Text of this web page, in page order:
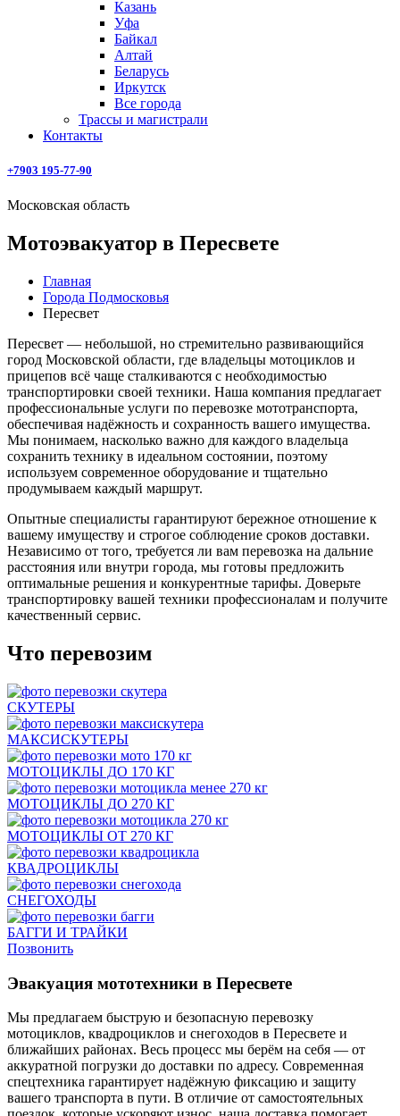
Казань
Уфа
Байкал
Алтай
Беларусь
Иркутск
Все города
Трассы и магистрали
Контакты
+7903 195-77-90
Московская область
Мотоэвакуатор в Пересвете
Главная
Города Подмосковья
Пересвет
Пересвет — небольшой, но стремительно развивающийся
город Московской области, где владельцы мотоциклов и
прицепов всё чаще сталкиваются с необходимостью
транспортировки своей техники. Наша компания предлагает
профессиональные услуги по перевозке мототранспорта,
обеспечивая надёжность и сохранность вашего имущества.
Мы понимаем, насколько важно для каждого владельца
сохранить технику в идеальном состоянии, поэтому
используем современное оборудование и тщательно
продумываем каждый маршрут.
Опытные специалисты гарантируют бережное отношение к
вашему имуществу и строгое соблюдение сроков доставки.
Независимо от того, требуется ли вам перевозка на дальние
расстояния или внутри города, мы готовы предложить
оптимальные решения и конкурентные тарифы. Доверьте
транспортировку вашей техники профессионалам и получите
качественный сервис.
Что перевозим
СКУТЕРЫ
МАКСИСКУТЕРЫ
МОТОЦИКЛЫ ДО 170 КГ
МОТОЦИКЛЫ ДО 270 КГ
МОТОЦИКЛЫ ОТ 270 КГ
КВАДРОЦИКЛЫ
СНЕГОХОДЫ
БАГГИ И ТРАЙКИ
Позвонить
Эвакуация мототехники в Пересвете
Мы предлагаем быструю и безопасную перевозку
мотоциклов, квадроциклов и снегоходов в Пересвете и
ближайших районах. Весь процесс мы берём на себя — от
аккуратной погрузки до доставки по адресу. Современная
спецтехника гарантирует надёжную фиксацию и защиту
вашего транспорта в пути. В отличие от самостоятельных